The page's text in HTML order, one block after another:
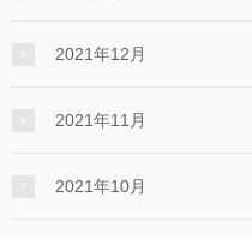
2021年12月
2021年11月
2021年10月